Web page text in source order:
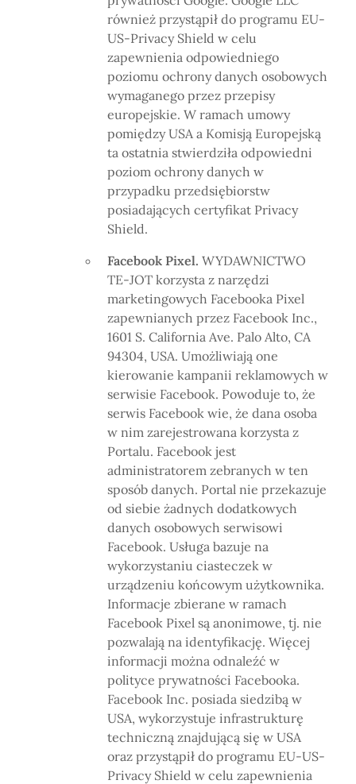
również przystąpił do programu EU-
US-Privacy Shield w celu
zapewnienia odpowiedniego
poziomu ochrony danych osobowych
wymaganego przez przepisy
europejskie. W ramach umowy
pomiędzy USA a Komisją Europejską
ta ostatnia stwierdziła odpowiedni
poziom ochrony danych w
przypadku przedsiębiorstw
posiadających certyfikat Privacy
Shield.
Facebook Pixel. WYDAWNICTWO
TE-JOT korzysta z narzędzi
marketingowych Facebooka Pixel
zapewnianych przez Facebook Inc.,
1601 S. California Ave. Palo Alto, CA
94304, USA. Umożliwiają one
kierowanie kampanii reklamowych w
serwisie Facebook. Powoduje to, że
serwis Facebook wie, że dana osoba
w nim zarejestrowana korzysta z
Portalu. Facebook jest
administratorem zebranych w ten
sposób danych. Portal nie przekazuje
od siebie żadnych dodatkowych
danych osobowych serwisowi
Facebook. Usługa bazuje na
wykorzystaniu ciasteczek w
urządzeniu końcowym użytkownika.
Informacje zbierane w ramach
Facebook Pixel są anonimowe, tj. nie
pozwalają na identyfikację. Więcej
informacji można odnaleźć w
polityce prywatności Facebooka.
Facebook Inc. posiada siedzibą w
USA, wykorzystuje infrastrukturę
techniczną znajdującą się w USA
oraz przystąpił do programu EU-US-
Privacy Shield w celu zapewnienia